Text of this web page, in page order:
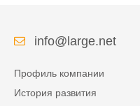
info@large.net
Профиль компании
История развития